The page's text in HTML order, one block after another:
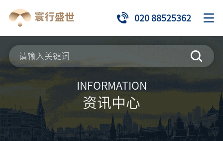
020 88525362
INFORMATION
资讯中心